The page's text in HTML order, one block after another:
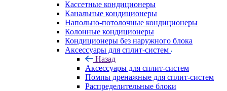
Кассетные кондиционеры
Канальные кондиционеры
Напольно-потолочные кондиционеры
Колонные кондиционеры
Кондиционеры без наружного блока
Аксессуары для сплит-систем
Назад
Аксессуары для сплит-систем
Помпы дренажные для сплит-систем
Распределительные блоки